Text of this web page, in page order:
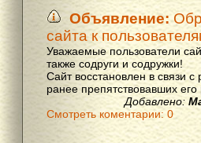
Объявление:
сайта к
Уважаемые пользователи
также содруги и содружки!
Сайт восстановлен в связи
ранее препятствовавших
Добавлено:
Смотреть коментарии: 0